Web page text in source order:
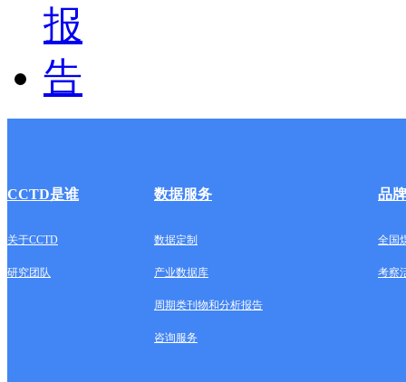
CCTD是谁 数据服务 品
关于CCTD 数据定制 全国
研究团队 产业数据库 考察
周期类刊物和分析报告
咨询服务